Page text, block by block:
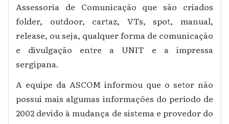
Assessoria de Comunicação que são criados
folder, outdoor, cartaz, VTs, spot, manual,
release, ou seja, qualquer forma de comunicação
e divulgação entre a UNIT e a impressa
sergipana.
A equipe da ASCOM informou que o setor não
possui mais algumas informações do período de
2002 devido à mudança de sistema e provedor do